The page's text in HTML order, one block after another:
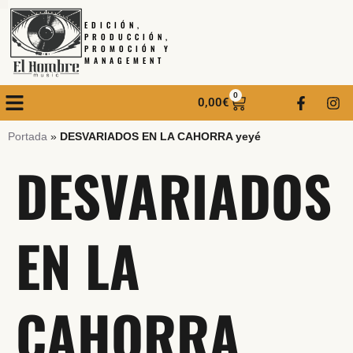
EDICIÓN,
PRODUCCIÓN,
PROMOCIÓN Y
MANAGEMENT
0,00€
0
Portada » DESVARIADOS EN LA CAHORRA yeyé
DESVARIADOS
EN LA
CAHORRA